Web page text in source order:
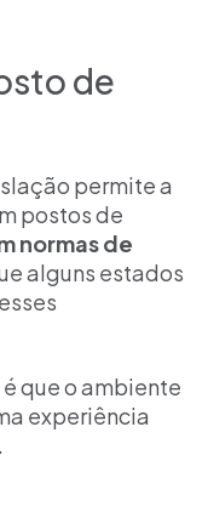
de
permite a
postos de
normas de
alguns estados
que o ambiente
experiência